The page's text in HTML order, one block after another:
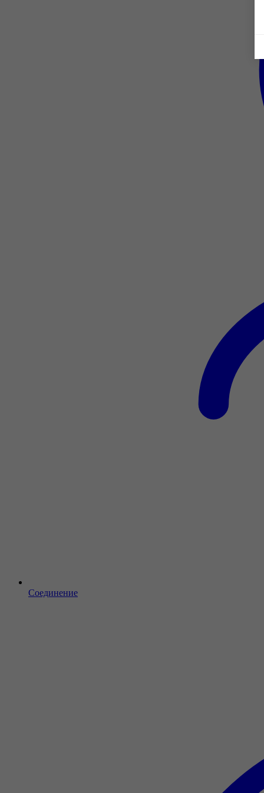
Соединение